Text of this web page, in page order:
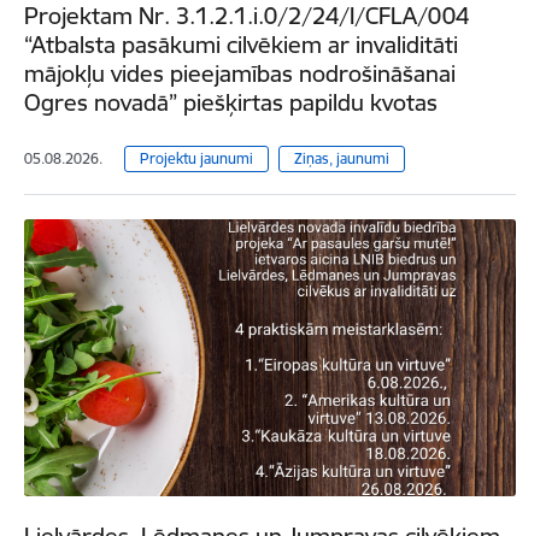
Projektam Nr. 3.1.2.1.i.0/2/24/I/CFLA/004
“Atbalsta pasākumi cilvēkiem ar invaliditāti
mājokļu vides pieejamības nodrošināšanai
Ogres novadā” piešķirtas papildu kvotas
05.08.2026. Projektu jaunumi Ziņas, jaunumi